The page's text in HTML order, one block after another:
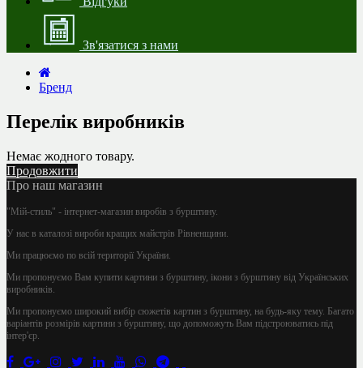
Зв'язатися з нами
Бренд
Перелік виробників
Немає жодного товару.
Продовжити
Про наш магазин
"Мій-стиль" - інтернет-магазин виробів з бурштину.
У нас в каталозі вироби кращих майстрів Рівненщини.
Ми працюємо по всій території України.
Ми пропонуємо Вам купити картини з бурштину, ікони з бурштину від Українських
виробників.
Ми пропонуємо широкий вибір сюжетів картин з бурштину, на будь-яку тему. Багато
варіантів розмірів картини з бурштину, що допоможуть Вам підстроюватись під
інтер'єр.